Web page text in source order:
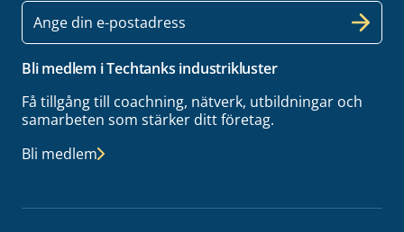
E-
post
Bli medlem i Techtanks industrikluster
Få tillgång till coachning, nätverk, utbildningar och
samarbeten som stärker ditt företag.
Bli medlem